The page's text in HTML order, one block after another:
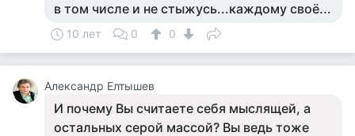
в том числе и не стыжусь...каждому своё...
10 лет 0 0
Александр Елтышев
И почему Вы считаете себя мыслящей, а
остальных серой массой? Вы ведь тоже